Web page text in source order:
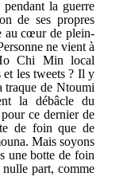
pendant la guerre
de ses propres
au cœur de plein-
ne vient à
Chi Min local
et les tweets ? Il y
traque de Ntoumi
la débâcle du
ce dernier de
de foin que de
Mais soyons
une botte de foin
part, comme